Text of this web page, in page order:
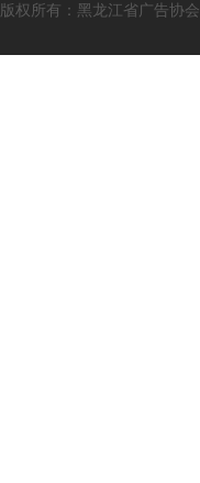
版权所有：黑龙江省广告协会